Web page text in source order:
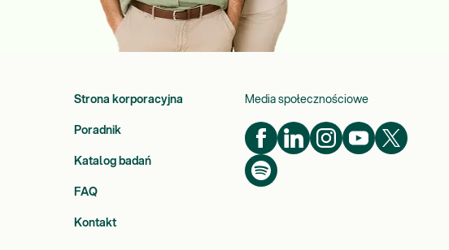
Strona korporacyjna
Poradnik
Katalog badań
FAQ
Kontakt
Media społecznościowe